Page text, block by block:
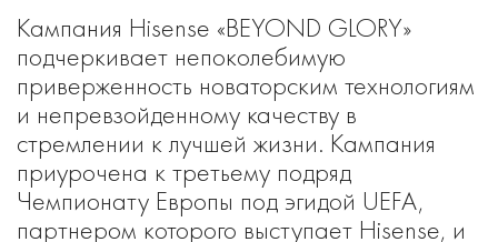
Кампания Hisense «BEYOND GLORY»
подчеркивает непоколебимую
приверженность новаторским технологиям
и непревзойденному качеству в
стремлении к лучшей жизни. Кампания
приурочена к третьему подряд
Чемпионату Европы под эгидой UEFA,
партнером которого выступает Hisense, и